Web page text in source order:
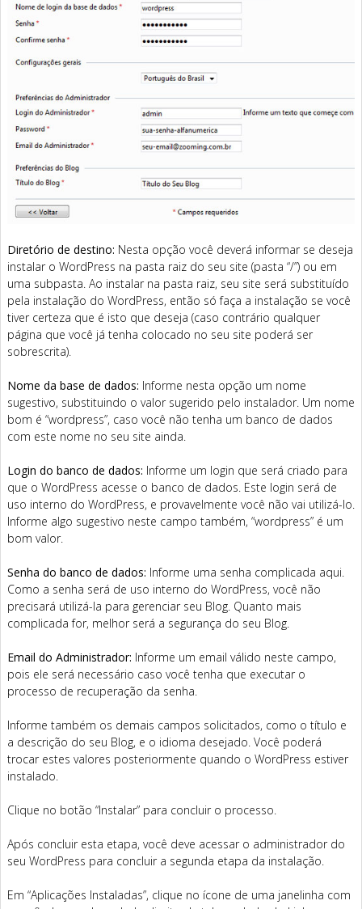
Diretório de destino: Nesta opção você deverá informar se deseja
instalar o WordPress na pasta raiz do seu site (pasta “/”) ou em
uma subpasta. Ao instalar na pasta raiz, seu site será substituído
pela instalação do WordPress, então só faça a instalação se você
tiver certeza que é isto que deseja (caso contrário qualquer
página que você já tenha colocado no seu site poderá ser
sobrescrita).
Nome da base de dados: Informe nesta opção um nome
sugestivo, substituindo o valor sugerido pelo instalador. Um nome
bom é “wordpress”, caso você não tenha um banco de dados
com este nome no seu site ainda.
Login do banco de dados: Informe um login que será criado para
que o WordPress acesse o banco de dados. Este login será de
uso interno do WordPress, e provavelmente você não vai utilizá-lo.
Informe algo sugestivo neste campo também, “wordpress” é um
bom valor.
Senha do banco de dados: Informe uma senha complicada aqui.
Como a senha será de uso interno do WordPress, você não
precisará utilizá-la para gerenciar seu Blog. Quanto mais
complicada for, melhor será a segurança do seu Blog.
Email do Administrador: Informe um email válido neste campo,
pois ele será necessário caso você tenha que executar o
processo de recuperação da senha.
Informe também os demais campos solicitados, como o título e
a descrição do seu Blog, e o idioma desejado. Você poderá
trocar estes valores posteriormente quando o WordPress estiver
instalado.
Clique no botão “Instalar” para concluir o processo.
Após concluir esta etapa, você deve acessar o administrador do
seu WordPress para concluir a segunda etapa da instalação.
Em “Aplicações Instaladas”, clique no ícone de uma janelinha com